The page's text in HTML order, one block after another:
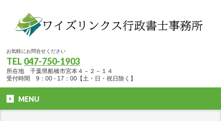
お気軽にお問合せください
TEL 047-750-1903
所在地 千葉県船橋市宮本４－２－１４
受付時間 9：00 - 17：00【土・日・祝日除く】
MENU